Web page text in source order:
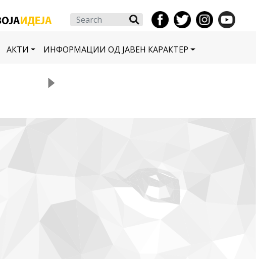
Search
АКТИ ИНФОРМАЦИИ ОД ЈАВЕН КАРАКТЕР